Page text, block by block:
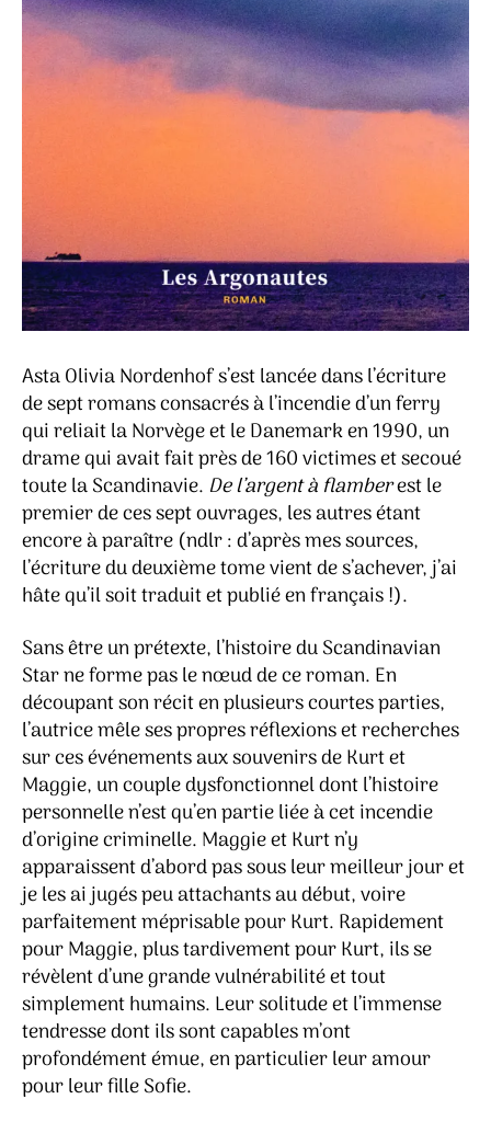
Asta Olivia Nordenhof s’est lancée dans l’écriture
de sept romans consacrés à l’incendie d’un ferry
qui reliait la Norvège et le Danemark en 1990, un
drame qui avait fait près de 160 victimes et secoué
toute la Scandinavie. De l’argent à flamberest le
premier de ces sept ouvrages, les autres étant
encore à paraître (ndlr : d’après mes sources,
l’écriture du deuxième tome vient de s’achever, j’ai
hâte qu’il soit traduit et publié en français !).
Sans être un prétexte, l’histoire du Scandinavian
Star ne forme pas le nœud de ce roman. En
découpant son récit en plusieurs courtes parties,
l’autrice mêle ses propres réflexions et recherches
sur ces événements aux souvenirs de Kurt et
Maggie, un couple dysfonctionnel dont l’histoire
personnelle n’est qu’en partie liée à cet incendie
d’origine criminelle. Maggie et Kurt n’y
apparaissent d’abord pas sous leur meilleur jour et
je les ai jugés peu attachants au début, voire
parfaitement méprisable pour Kurt. Rapidement
pour Maggie, plus tardivement pour Kurt, ils se
révèlent d’une grande vulnérabilité et tout
simplement humains. Leur solitude et l’immense
tendresse dont ils sont capables m’ont
profondément émue, en particulier leur amour
pour leur fille Sofie.